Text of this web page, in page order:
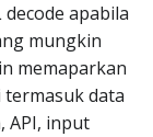
apabila
mungkin
memaparkan
data
API, input